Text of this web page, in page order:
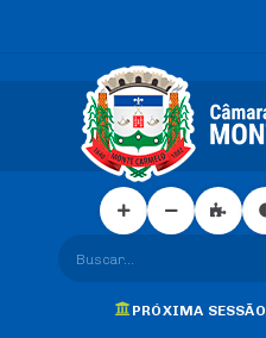
Buscar...
PRÓXIMA SESSÃO